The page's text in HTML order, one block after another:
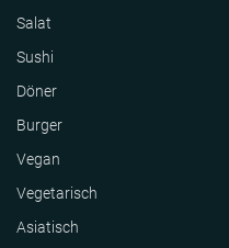
Salat
Sushi
Döner
Burger
Vegan
Vegetarisch
Asiatisch